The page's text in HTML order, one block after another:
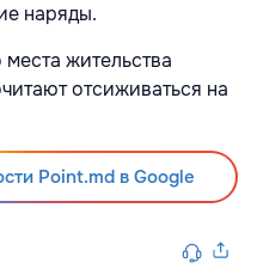
наряды.
жительства
отсиживаться на
Point.md в Google